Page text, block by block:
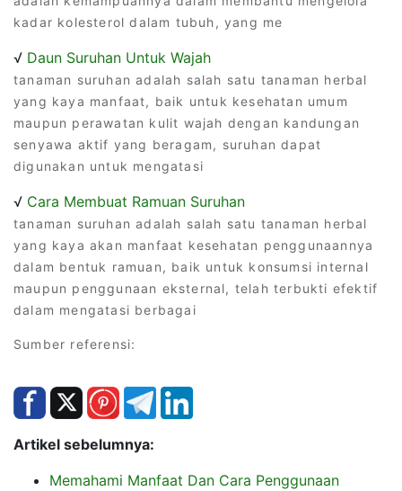
kadar kolesterol dalam tubuh, yang me
√ Daun Suruhan Untuk Wajah
tanaman suruhan adalah salah satu tanaman herbal
yang kaya manfaat, baik untuk kesehatan umum
maupun perawatan kulit wajah dengan kandungan
senyawa aktif yang beragam, suruhan dapat
digunakan untuk mengatasi
√ Cara Membuat Ramuan Suruhan
tanaman suruhan adalah salah satu tanaman herbal
yang kaya akan manfaat kesehatan penggunaannya
dalam bentuk ramuan, baik untuk konsumsi internal
maupun penggunaan eksternal, telah terbukti efektif
dalam mengatasi berbagai
Sumber referensi:
Artikel sebelumnya:
Memahami Manfaat Dan Cara Penggunaan